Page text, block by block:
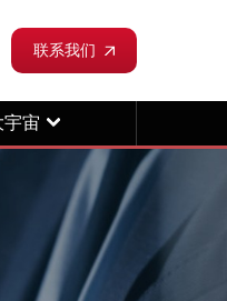
联系我们
宇宙